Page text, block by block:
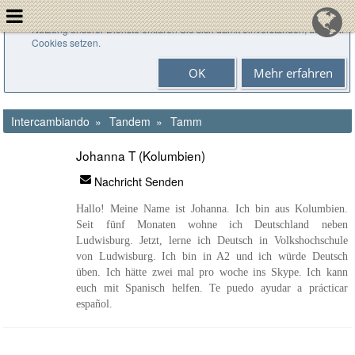
Cookies helfen uns bei der Bereitstellung unserer Dienste. Durch die
Nutzung unserer Dienste erklären Sie sich damit einverstanden, dass wir
Cookies setzen.
OK Mehr erfahren
Intercambiando Tandem Tamm
Johanna T (Kolumbien)
Nachricht Senden
Hallo! Meine Name ist Johanna. Ich bin aus Kolumbien.
Seit fünf Monaten wohne ich Deutschland neben
Ludwisburg. Jetzt, lerne ich Deutsch in Volkshochschule
von Ludwisburg. Ich bin in A2 und ich würde Deutsch
üben. Ich hätte zwei mal pro woche ins Skype. Ich kann
euch mit Spanisch helfen. Te puedo ayudar a prácticar
español.